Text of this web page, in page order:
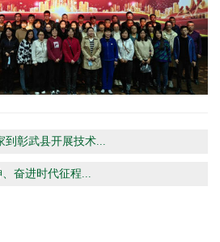
彰武县开展技术...
奋进时代征程...